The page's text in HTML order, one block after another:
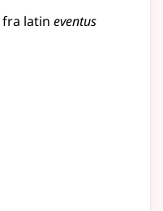
fra latin eventus